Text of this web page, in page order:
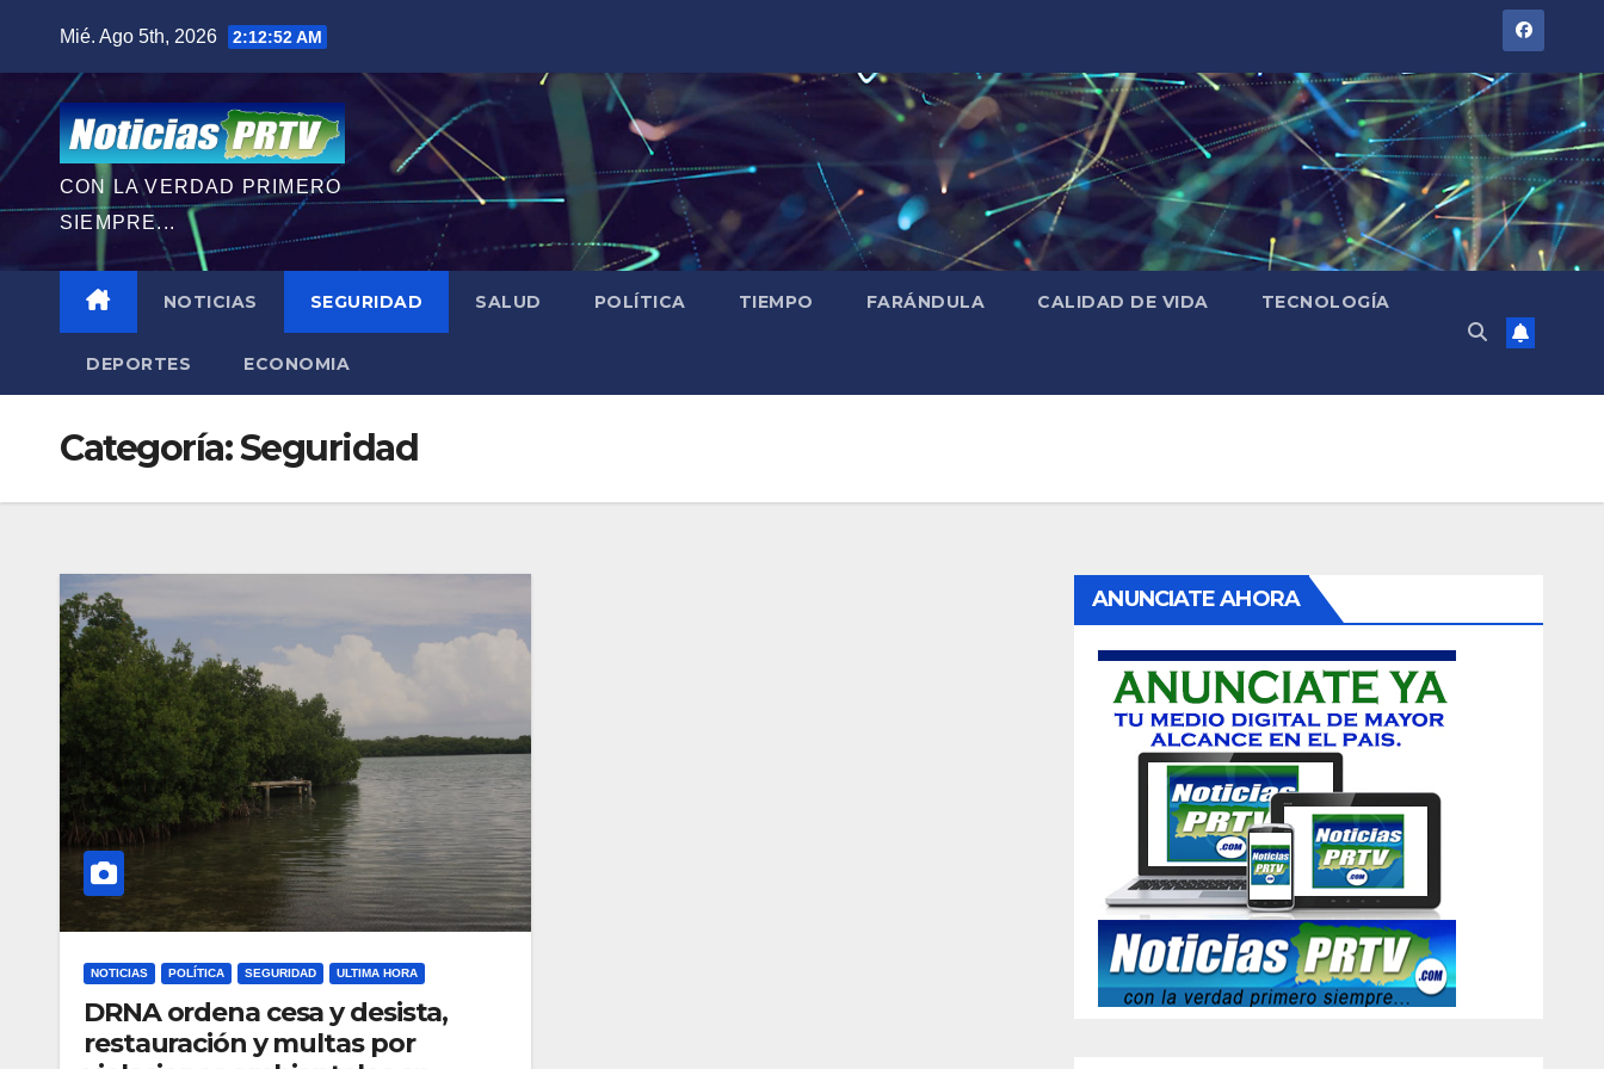
contenido
Mié. Ago 5th, 2026 2:12:53 AM
CON LA VERDAD PRIMERO
SIEMPRE...
NOTICIAS SEGURIDAD SALUD POLÍTICA TIEMPO FARÁNDULA CALIDAD DE VIDA TECNOLOGÍA
DEPORTES ECONOMIA
Categoría:Seguridad
NOTICIAS POLÍTICA SEGURIDAD ULTIMA HORA
DRNA ordena cesa y desista,
restauración y multas por
ANUNCIATE AHORA